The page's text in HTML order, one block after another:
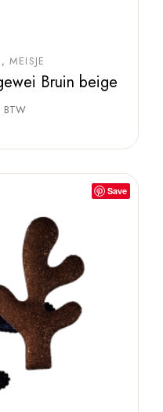
MEISJE
Bruin beige
BTW
Save